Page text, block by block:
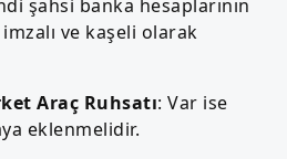
şahsi banka hesaplarının
ve kaşeli olarak
Araç Ruhsatı: Var ise
eklenmelidir.